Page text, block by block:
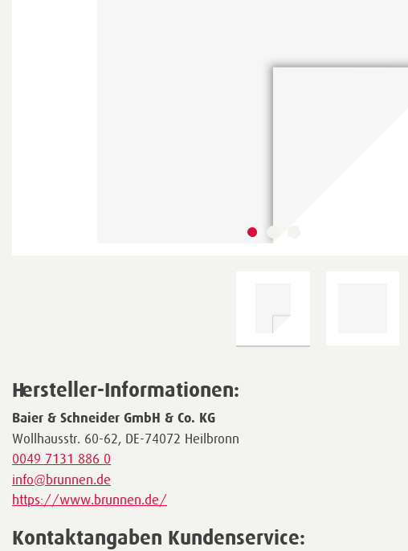
Hersteller-Informationen:
Baier & Schneider GmbH & Co. KG
Wollhausstr. 60-62, DE-74072 Heilbronn
0049 7131 886 0
info@brunnen.de
https://www.brunnen.de/
Kontaktangaben Kundenservice: